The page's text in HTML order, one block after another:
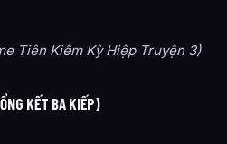
Tiên Kiếm Kỳ Hiệp Truyện 3)
KẾT BA KIẾP)